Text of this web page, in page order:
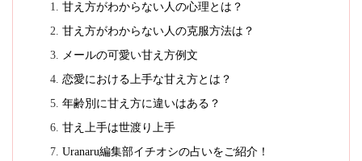
甘え方がわからない人の心理とは？
甘え方がわからない人の克服方法は？
メールの可愛い甘え方例文
恋愛における上手な甘え方とは？
年齢別に甘え方に違いはある？
甘え上手は世渡り上手
Uranaru編集部イチオシの占いをご紹介！